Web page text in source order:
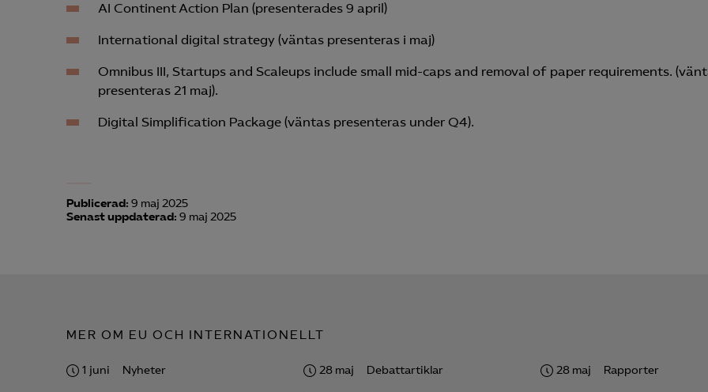
Marknadsförings-cookies
AI Continent Action Plan (presenterades 9 april)
International digital strategy (väntas presenteras i maj)
Omnibus III, Startups and Scaleups include small mid-caps and removal of paper requirements.
presenteras 21 maj).
Digital Simplification Package (väntas presenteras under Q4).
Publicerad: 9 maj 2025
Senast uppdaterad: 9 maj 2025
MER OM EU OCH INTERNATIONELLT
1 juni Nyheter 28 maj Debattartiklar 28 maj Rapporter